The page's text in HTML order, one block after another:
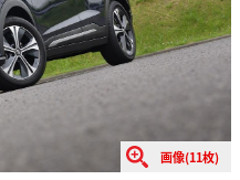
画像(11枚)